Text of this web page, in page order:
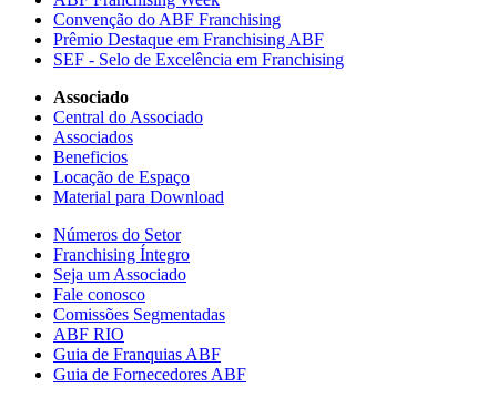
Convenção do ABF Franchising
Prêmio Destaque em Franchising ABF
SEF - Selo de Excelência em Franchising
Associado
Central do Associado
Associados
Beneficios
Locação de Espaço
Material para Download
Números do Setor
Franchising Íntegro
Seja um Associado
Fale conosco
Comissões Segmentadas
ABF RIO
Guia de Franquias ABF
Guia de Fornecedores ABF